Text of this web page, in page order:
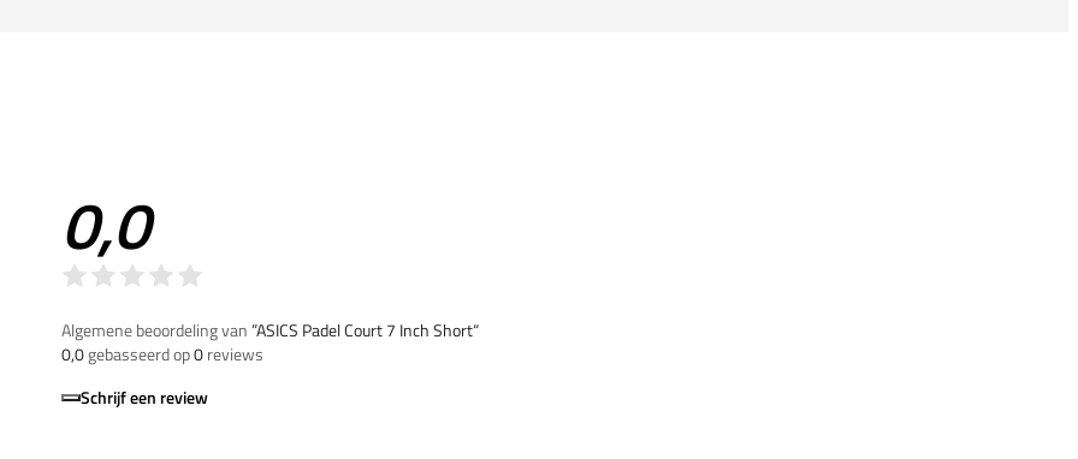
0,0
Algemene beoordeling van”ASICS Padel Court 7 Inch Short“
0,0gebasseerd op0reviews
Schrijf een review